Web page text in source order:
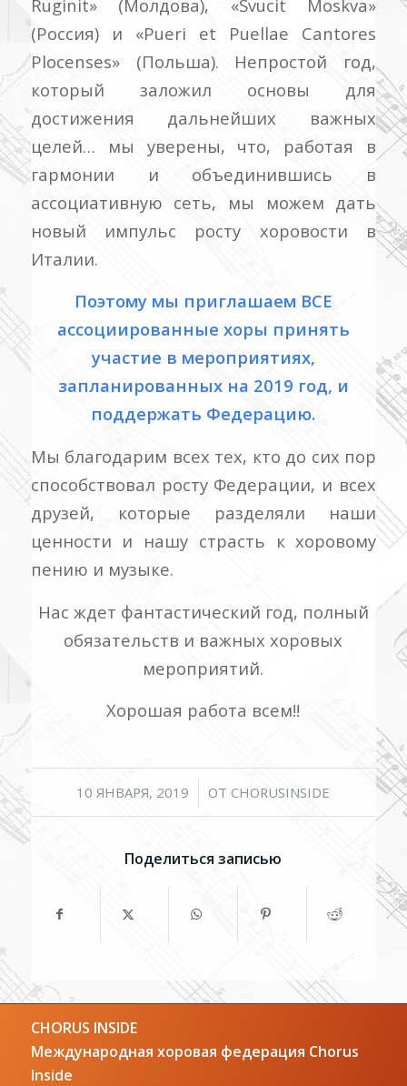
Ruginit» (Молдова), «Svucit Moskva»
(Россия) и «Pueri et Puellae Cantores
Plocenses» (Польша). Непростой год,
который заложил основы для
достижения дальнейших важных
целей… мы уверены, что, работая в
гармонии и объединившись в
ассоциативную сеть, мы можем дать
новый импульс росту хоровости в
Италии.
Поэтому мы приглашаем ВСЕ
ассоциированные хоры принять
участие в мероприятиях,
запланированных на 2019 год, и
поддержать Федерацию.
Мы благодарим всех тех, кто до сих пор
способствовал росту Федерации, и всех
друзей, которые разделяли наши
ценности и нашу страсть к хоровому
пению и музыке.
Нас ждет фантастический год, полный
обязательств и важных хоровых
мероприятий.
Хорошая работа всем!!
10 ЯНВАРЯ, 2019
/ ОТ CHORUSINSIDE
Поделиться записью
CHORUS INSIDE
Международная хоровая федерация Chorus
Inside